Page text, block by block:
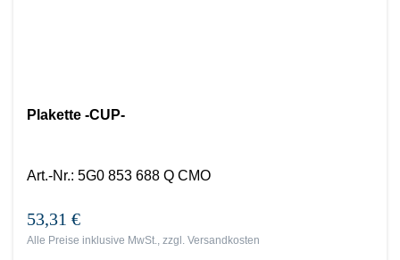
Plakette -CUP-
Art.-Nr.: 5G0 853 688 Q CMO
53,31 €
Alle Preise inklusive MwSt., zzgl. Versandkosten